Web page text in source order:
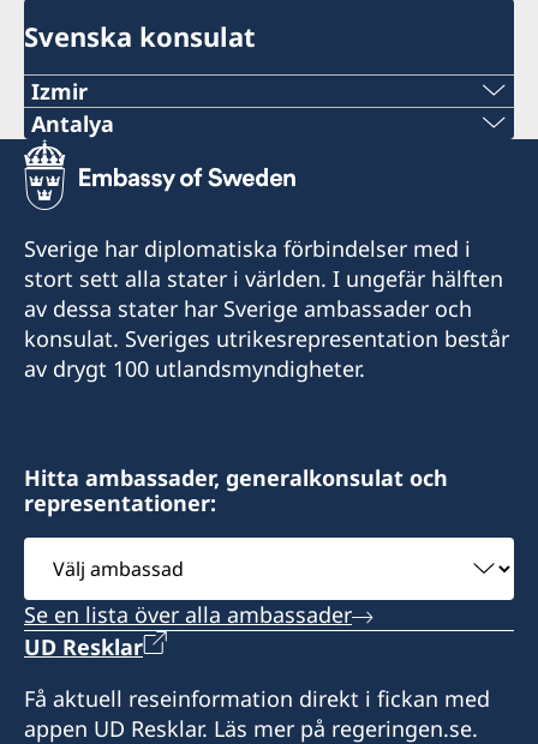
Svenska konsulat
Izmir
Telefonnummer
+90 549 211 79 91
consul@swedenizmir.com
Telefontid:
måndag - fredag kl. 09.00-15.00.
hör av dig på mail med dina frågor.
Konsulatet i Izmie kan utlämna pass, ID-kort
och körkort som sökts vid en ambassad eller
polismyndighet i Sverige.
Vid lokala helgdagar håller som regel
honorärkonsulatet stängt. Skriv mail och fråga
innan du beger dig dit.
Antalya
Telefonnummer
+90 546 242 42 77
E-postadress
consulatesweden@gmail.com
Honorärkonsulatet tar endast emot besökare
efter tidsbokning. Vänligen ring i förväg eller
hör av dig på mail med dina frågor.
Konsulatet i Antalya kan utlämna pass, ID-kort
och körkort som sökts vid en ambassad eller
polismyndighet i Sverige. Konsulatet kan även
utfärda provisoriska pass.
Sverige har diplomatiska förbindelser med i
stort sett alla stater i världen. I ungefär hälften
av dessa stater har Sverige ambassader och
konsulat. Sveriges utrikesrepresentation består
av drygt 100 utlandsmyndigheter.
Hitta ambassader, generalkonsulat och
representationer:
Välj
ambassad
Se en lista över alla ambassader
UD Resklar
Få aktuell reseinformation direkt i fickan med
appen UD Resklar. Läs mer på regeringen.se.